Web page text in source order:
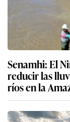
Senamhi: El
reducir las
ríos en la